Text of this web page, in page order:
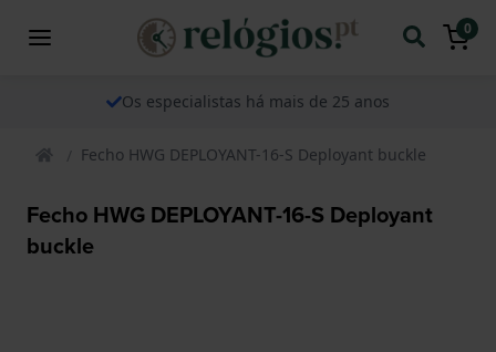
0
Os especialistas há mais de 25 anos
Fecho HWG DEPLOYANT-16-S Deployant buckle
Fecho HWG DEPLOYANT-16-S Deployant
buckle